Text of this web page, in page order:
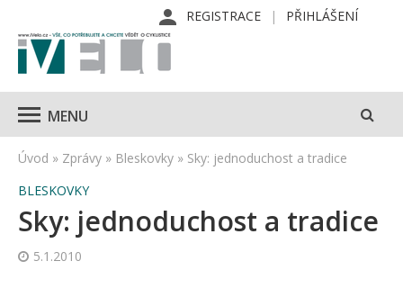
REGISTRACE PŘIHLÁŠENÍ
MENU
Úvod » Zprávy » Bleskovky » Sky: jednoduchost a tradice
BLESKOVKY
Sky: jednoduchost a tradice
5.1.2010